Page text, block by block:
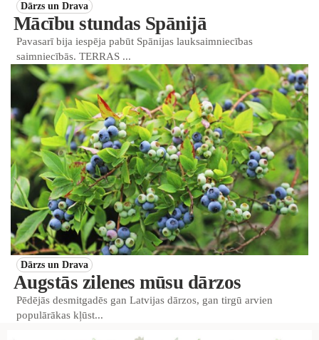
Dārzs un Drava
Mācību stundas Spānijā
Pavasarī bija iespēja pabūt Spānijas lauksaimniecības
saimniecībās. TERRAS ...
Dārzs un Drava
Augstās zilenes mūsu dārzos
Pēdējās desmitgadēs gan Latvijas dārzos, gan tirgū arvien
populārākas kļūst...